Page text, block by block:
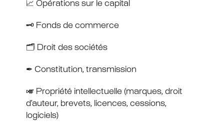
📈 Opérations sur le capital
🗝 Fonds de commerce
🗂 Droit des sociétés
✒ Constitution, transmission
🎺 Propriété intellectuelle (marques, droit
d’auteur, brevets, licences, cessions,
logiciels)